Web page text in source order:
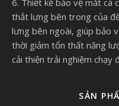
thắt lưng bên trong của
lưng bên ngoài, giúp bảo
thời giảm tổn thất năng
cải thiện trải nghiệm chạy
SẢN